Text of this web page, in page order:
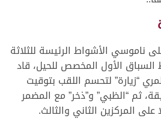
ناموسي الأشواط الرئيسة للثلاثة
الأول المخصص للحيل، قاد
“زيارة” لتحسم اللقب بتوقيت
12.38.40 دقيقة، ثم “الظبي” و”ذخر” مع المضمر
المركزين الثاني والثالث.